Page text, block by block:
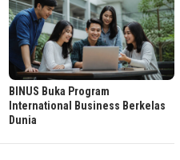
BINUS Buka Program
International Business Berkelas
Dunia